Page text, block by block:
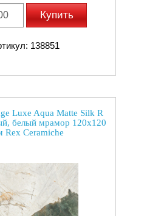
Купить
138851
Luxe Aqua Matte Silk R
белый мрамор 120x120
Rex Ceramiche